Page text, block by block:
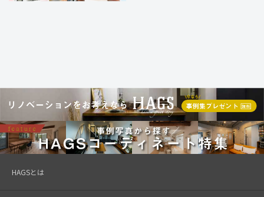
HAGSとは